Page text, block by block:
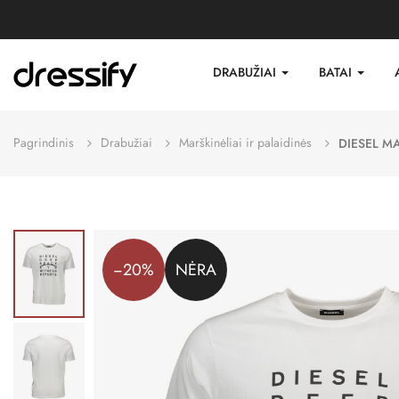
DRABUŽIAI BATAI
Pagrindinis Drabužiai Marškinėliai ir palaidinės DIESEL
−20% NĖRA